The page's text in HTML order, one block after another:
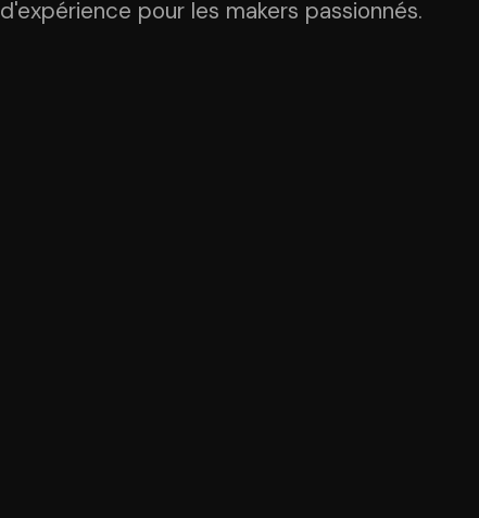
d'expérience pour les makers passionnés.